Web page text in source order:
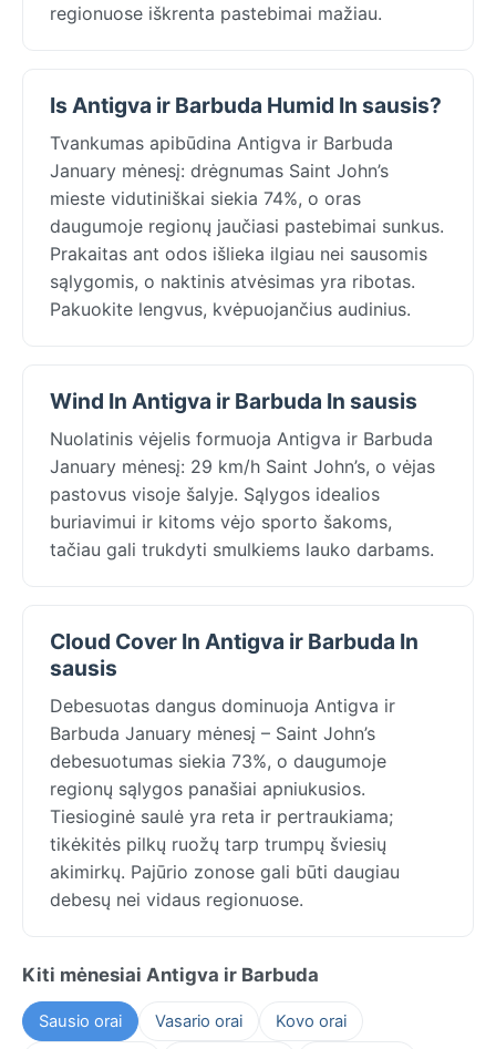
regionuose iškrenta pastebimai mažiau.
Is Antigva ir Barbuda Humid In sausis?
Tvankumas apibūdina Antigva ir Barbuda
January mėnesį: drėgnumas Saint John’s
mieste vidutiniškai siekia 74%, o oras
daugumoje regionų jaučiasi pastebimai sunkus.
Prakaitas ant odos išlieka ilgiau nei sausomis
sąlygomis, o naktinis atvėsimas yra ribotas.
Pakuokite lengvus, kvėpuojančius audinius.
Wind In Antigva ir Barbuda In sausis
Nuolatinis vėjelis formuoja Antigva ir Barbuda
January mėnesį: 29 km/h Saint John’s, o vėjas
pastovus visoje šalyje. Sąlygos idealios
buriavimui ir kitoms vėjo sporto šakoms,
tačiau gali trukdyti smulkiems lauko darbams.
Cloud Cover In Antigva ir Barbuda In
sausis
Debesuotas dangus dominuoja Antigva ir
Barbuda January mėnesį – Saint John’s
debesuotumas siekia 73%, o daugumoje
regionų sąlygos panašiai apniukusios.
Tiesioginė saulė yra reta ir pertraukiama;
tikėkitės pilkų ruožų tarp trumpų šviesių
akimirkų. Pajūrio zonose gali būti daugiau
debesų nei vidaus regionuose.
Kiti mėnesiai Antigva ir Barbuda
Sausio orai Vasario orai Kovo orai